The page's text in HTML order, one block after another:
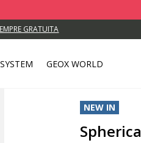
GRATUITA
GEOX WORLD
NEW IN